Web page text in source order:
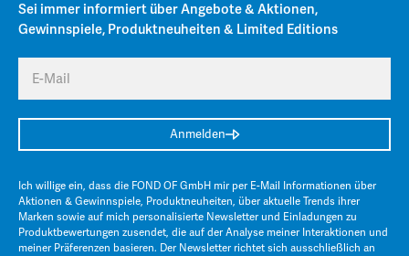
Sei immer informiert über Angebote & Aktionen,
Gewinnspiele, Produktneuheiten & Limited Editions
E-Mail
Anmelden
Ich willige ein, dass die FOND OF GmbH mir per E-Mail Informationen über
Aktionen & Gewinnspiele, Produktneuheiten, über aktuelle Trends ihrer
Marken sowie auf mich personalisierte Newsletter und Einladungen zu
Produktbewertungen zusendet, die auf der Analyse meiner Interaktionen und
meiner Präferenzen basieren. Der Newsletter richtet sich ausschließlich an